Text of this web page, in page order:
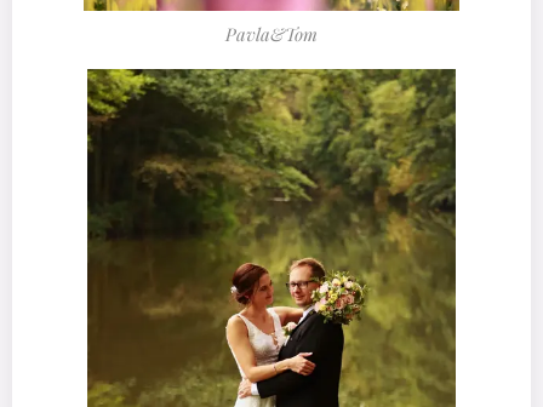
Pavla&Tom